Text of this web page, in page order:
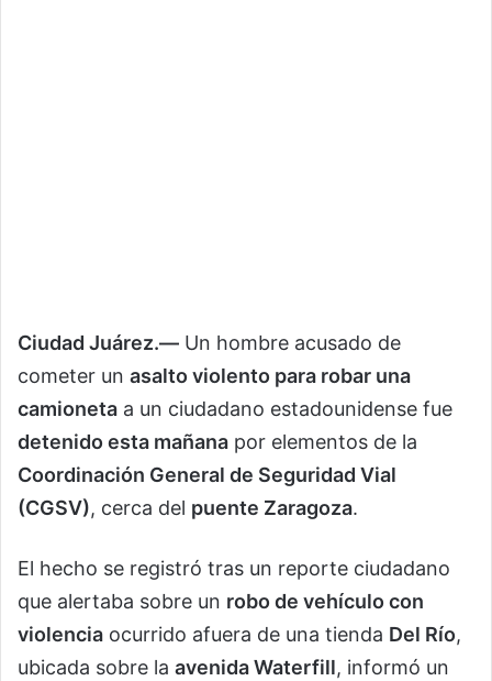
Ciudad Juárez.— Un hombre acusado de
cometer un asalto violento para robar una
camioneta a un ciudadano estadounidense fue
detenido esta mañana por elementos de la
Coordinación General de Seguridad Vial
(CGSV), cerca del puente Zaragoza.
El hecho se registró tras un reporte ciudadano
que alertaba sobre un robo de vehículo con
violencia ocurrido afuera de una tienda Del Río,
ubicada sobre la avenida Waterfill, informó un